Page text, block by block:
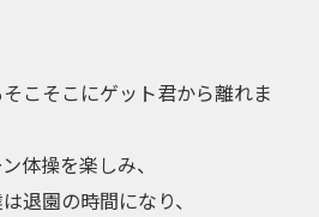
こそこにゲット君から離れま
体操を楽しみ、
退園の時間になり、